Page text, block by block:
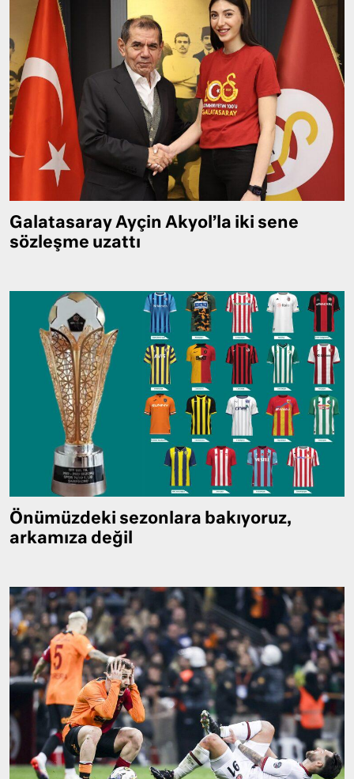
Galatasaray Ayçin Akyol’la iki sene
sözleşme uzattı
Önümüzdeki sezonlara bakıyoruz,
arkamıza değil